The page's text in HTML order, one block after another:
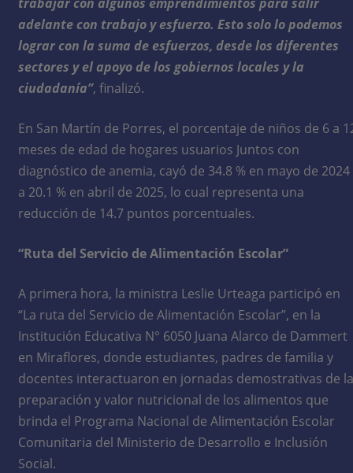
adelante con trabajo y esfuerzo. Esto solo lo podemos
lograr con la suma de esfuerzos, desde los diferentes
sectores y el apoyo de los gobiernos locales y la
ciudadanía”, finalizó.
En San Martín de Porres, el porcentaje de niños de 6 a
meses de edad de hogares usuarios Juntos con
diagnóstico de anemia, cayó de 34.8 % en mayo de 2024
a 20.1 % en abril de 2025, lo cual representa una
reducción de 14.7 puntos porcentuales.
“Ruta del Servicio de Alimentación Escolar”
A primera hora, la ministra Leslie Urteaga participó en
“La ruta del Servicio de Alimentación Escolar”, en la
Institución Educativa N° 6050 Juana Alarco de Dammert
en Miraflores, donde estudiantes, padres de familia y
docentes interactuaron en jornadas demostrativas de la
preparación y valor nutricional de los alimentos que
brinda el Programa Nacional de Alimentación Escolar
Comunitaria del Ministerio de Desarrollo e Inclusión
Social.